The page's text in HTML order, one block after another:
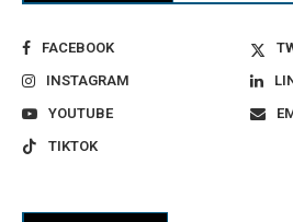
FACEBOOK
INSTAGRAM
YOUTUBE
TIKTOK